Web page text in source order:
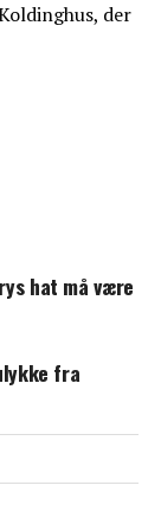
der
ham"
hat må være
fra